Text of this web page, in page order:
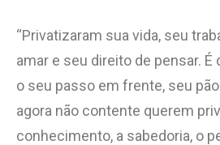
“Privatizaram sua vida, seu
amar e seu direito de pensar. É
o seu passo em frente, seu
agora não contente querem
conhecimento, a sabedoria, o